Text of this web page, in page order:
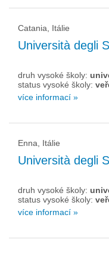
Catania, Itálie
Università degli
druh vysoké školy:
status vysoké školy:
více informací »
Enna, Itálie
Università degli
druh vysoké školy:
status vysoké školy:
více informací »